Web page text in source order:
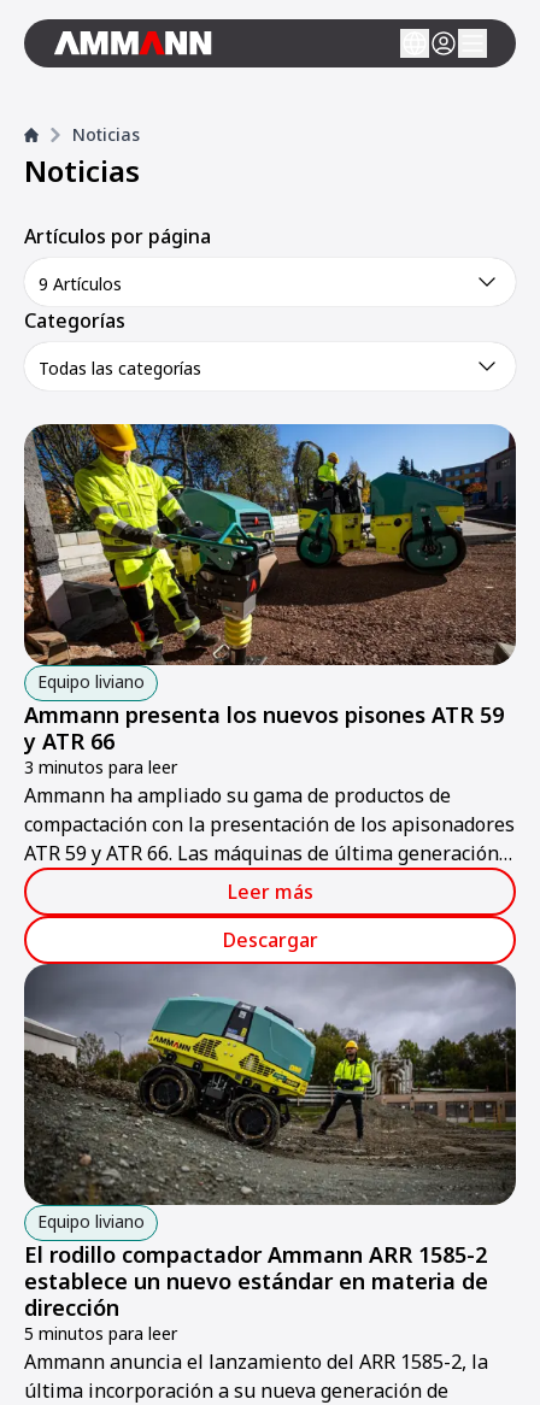
Noticias
Noticias
Artículos por página
9 Artículos
Categorías
Todas las categorías
Equipo liviano
Ammann presenta los nuevos pisones ATR 59
y ATR 66
3 minutos para leer
Ammann ha ampliado su gama de productos de
compactación con la presentación de los apisonadores
ATR 59 y ATR 66. Las máquinas de última generación
ofrecen un valor añadido cuantificable a los
contratistas gracias a su mayor productividad, su
ergonomía mejorada y su facilidad de mantenimiento.
Leer más
Descargar
Equipo liviano
El rodillo compactador Ammann ARR 1585-2
establece un nuevo estándar en materia de
dirección
5 minutos para leer
Ammann anuncia el lanzamiento del ARR 1585-2, la
última incorporación a su nueva generación de